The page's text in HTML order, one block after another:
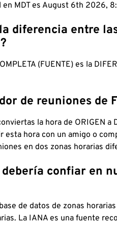
en MDT es August 6th 2026,
diferencia entre
(FUENTE) es la
de reuniones de
la hora de ORIGEN
esta hora con un amigo o
en dos zonas horarias
debería confiar en
de datos de zonas horarias
La IANA es una fuente